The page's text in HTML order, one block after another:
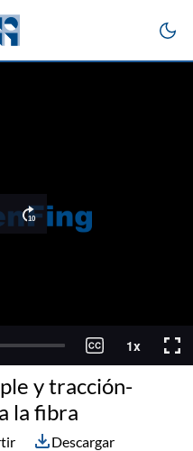
y tracción-
la fibra
Descargar